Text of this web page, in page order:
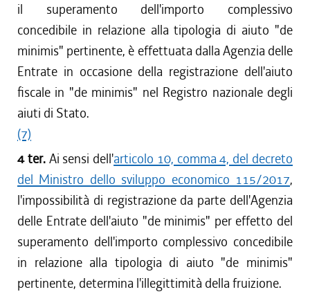
il superamento dell'importo complessivo
concedibile in relazione alla tipologia di aiuto "de
minimis" pertinente, è effettuata dalla Agenzia delle
Entrate in occasione della registrazione dell'aiuto
fiscale in "de minimis" nel Registro nazionale degli
aiuti di Stato.
(7)
4 ter. Ai sensi dell'articolo 10, comma 4, del decreto
del Ministro dello sviluppo economico 115/2017,
l'impossibilità di registrazione da parte dell'Agenzia
delle Entrate dell'aiuto "de minimis" per effetto del
superamento dell'importo complessivo concedibile
in relazione alla tipologia di aiuto "de minimis"
pertinente, determina l'illegittimità della fruizione.